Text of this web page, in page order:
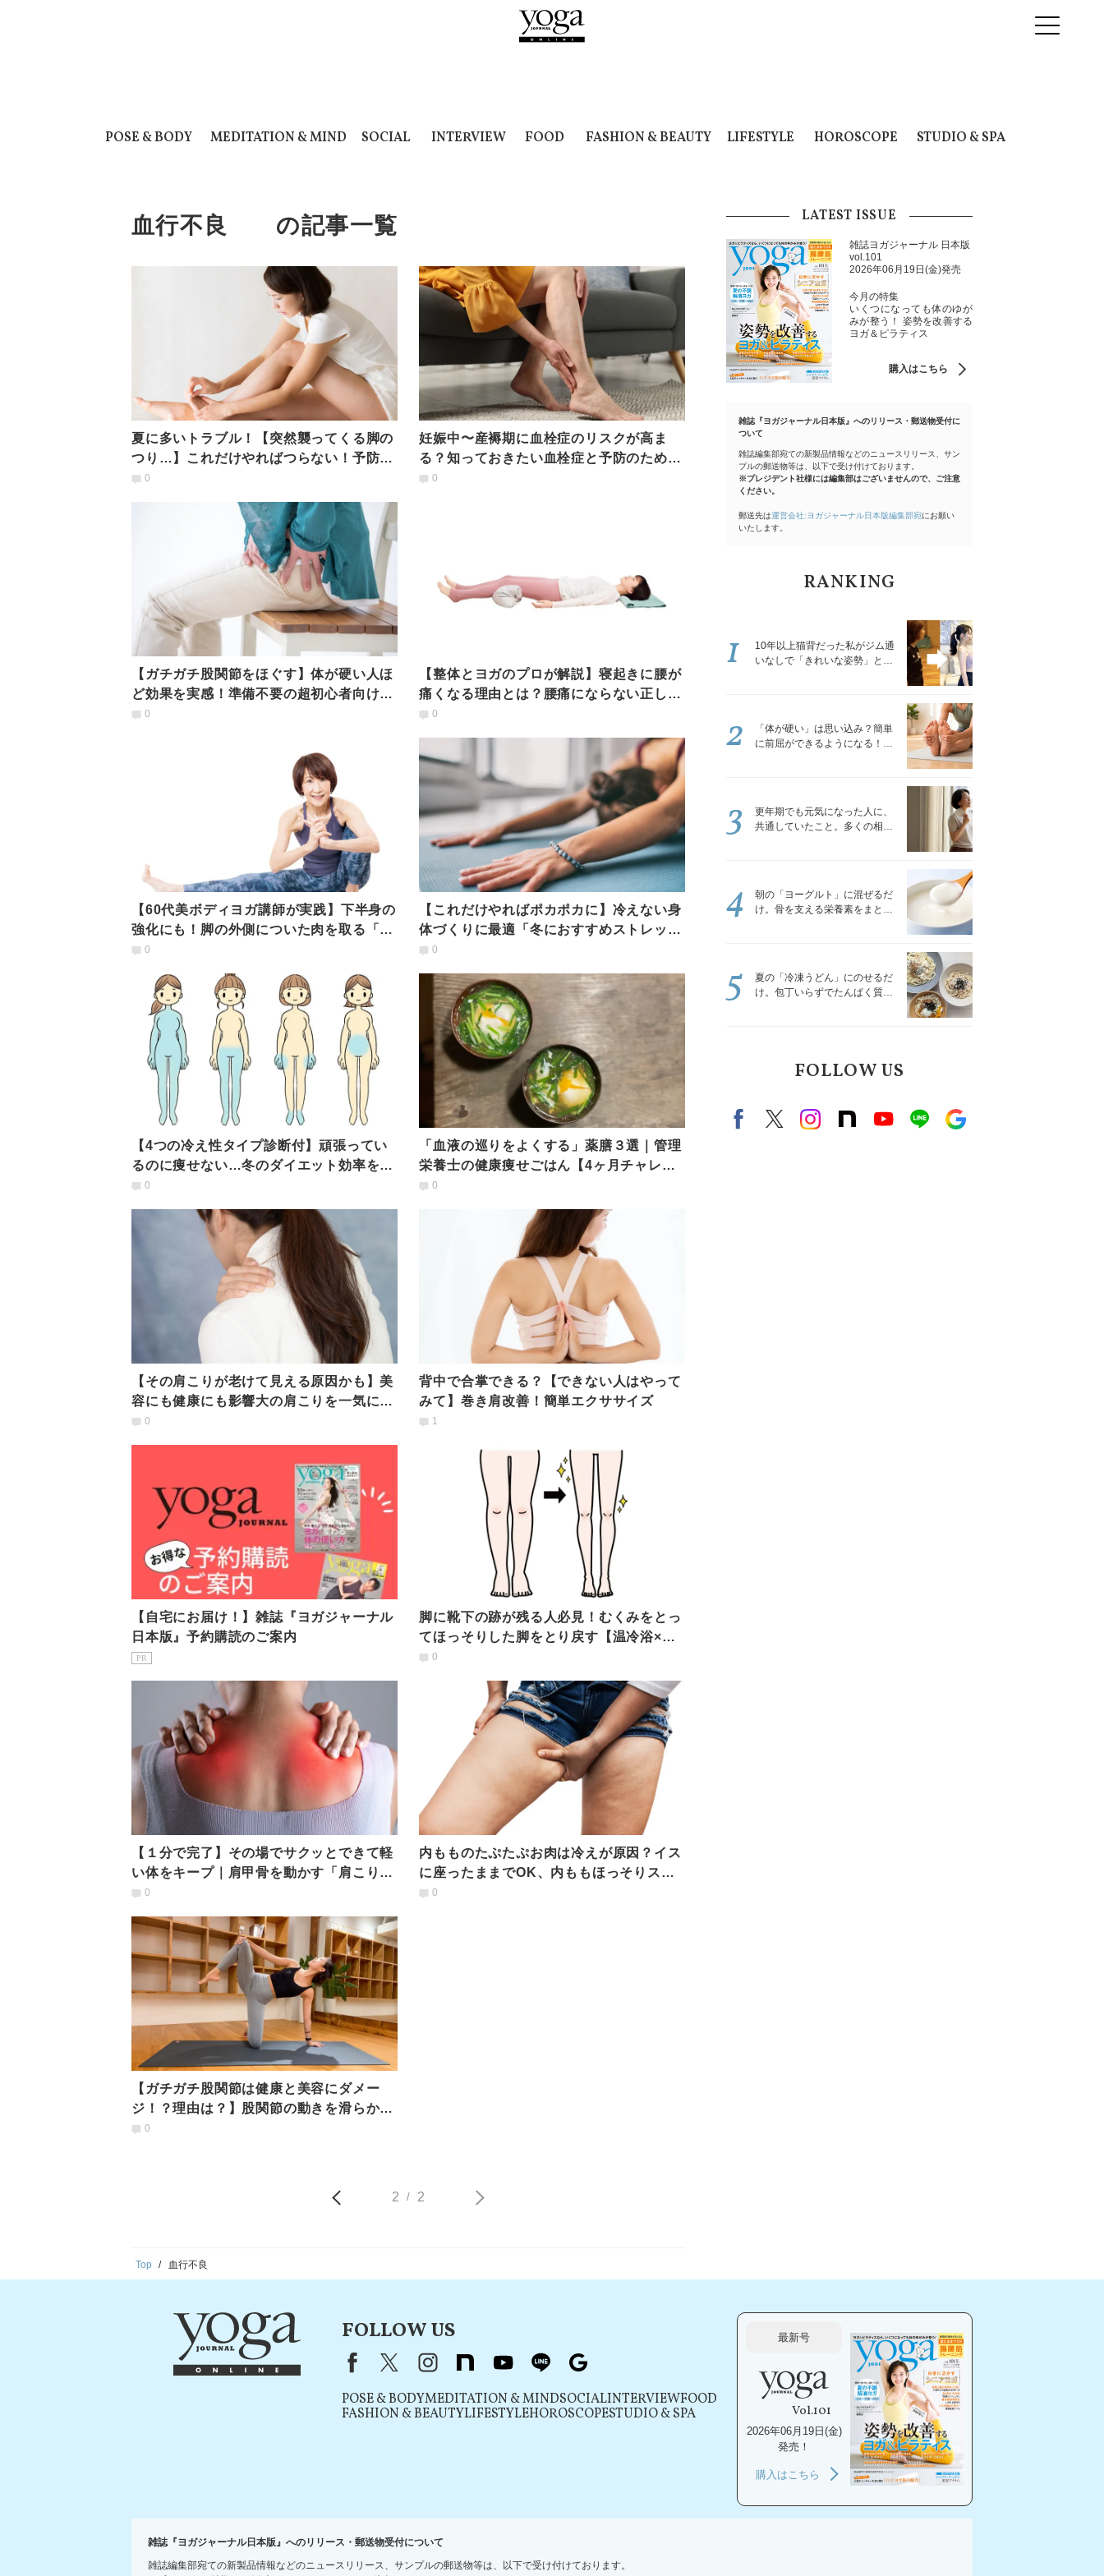
POSE & BODY MEDITATION & MIND SOCIAL INTERVIEW FOOD FASHION & BEAUTY LIFESTYLE HOROSCOPE STUDIO & SPA
血行不良 の記事一覧
夏に多いトラブル！【突然襲ってくる脚の
つり…】これだけやればつらない！予防法
と見直したい生活習慣
0
妊娠中〜産褥期に血栓症のリスクが高ま
る？知っておきたい血栓症と予防のための
運動【医師監修】
0
【ガチガチ股関節をほぐす】体が硬い人ほ
ど効果を実感！準備不要の超初心者向け股
関節ストレッチ
0
【整体とヨガのプロが解説】寝起きに腰が
痛くなる理由とは？腰痛にならない正しい
寝姿勢と対処法
0
【60代美ボディヨガ講師が実践】下半身の
強化にも！脚の外側についた肉を取る「ヨ
ガ筋トレ」
0
【これだけやればポカポカに】冷えない身
体づくりに最適「冬におすすめストレッチ
４選」
0
【4つの冷え性タイプ診断付】頑張ってい
るのに痩せない…冬のダイエット効率を上
げる「温めエクサ」
0
「血液の巡りをよくする」薬膳３選｜管理
栄養士の健康痩せごはん【4ヶ月チャレン
ジ】
0
【その肩こりが老けて見える原因かも】美
容にも健康にも影響大の肩こりを一気に解
消「肩甲骨ほぐし」
0
背中で合掌できる？【できない人はやって
みて】巻き肩改善！簡単エクササイズ
1
【自宅にお届け！】雑誌『ヨガジャーナル
日本版』予約購読のご案内
PR
脚に靴下の跡が残る人必見！むくみをとっ
てほっそりした脚をとり戻す【温冷浴×リ
ンパケア】
0
【１分で完了】その場でサクッとできて軽
い体をキープ｜肩甲骨を動かす「肩こり改
善ヨガ」
0
内もものたぷたぷお肉は冷えが原因？イス
に座ったままでOK、内ももほっそりスト
レッチ
0
【ガチガチ股関節は健康と美容にダメー
ジ！？理由は？】股関節の動きを滑らかに
する「簡単３ポーズ」
0
2 / 2
Top 血行不良
LATEST ISSUE
雑誌ヨガジャーナル 日本版
vol.101
2026年06月19日(金)発売
今月の特集
いくつになっても体のゆが
みが整う！ 姿勢を改善する
ヨガ＆ピラティス
購入はこちら
雑誌『ヨガジャーナル日本版』へのリリース・郵送物受付に
ついて
雑誌編集部宛ての新製品情報などのニュースリリース、サン
プルの郵送物等は、以下で受け付けております。
※プレジデント社様には編集部はございませんので、ご注意
ください。
郵送先は運営会社:ヨガジャーナル日本版編集部宛にお願い
いたします。
RANKING
10年以上猫背だった私がジム通
いなしで「きれいな姿勢」と褒
1
「体が硬い」は思い込み？簡単
に前屈ができるようになる！腿
2
更年期でも元気になった人に、
共通していたこと。多くの相談
3
朝の「ヨーグルト」に混ぜるだ
け。骨を支える栄養素をまとめ
4
夏の「冷凍うどん」にのせるだ
け。包丁いらずでたんぱく質を
5
FOLLOW US
FacebookX（旧twitter）
instagram
note Youtubeline
FOLLOW US
FacebookX（旧Twitter）
instagram
note youtube line
POSE & BODYMEDITATION & MINDSOCIALINTERVIEWFOOD
FASHION & BEAUTYLIFESTYLEHOROSCOPESTUDIO & SPA
最新号
Vol.101
2026年06月19日(金)
発売！
購入はこちら
雑誌『ヨガジャーナル日本版』へのリリース・郵送物受付について
雑誌編集部宛ての新製品情報などのニュースリリース、サンプルの郵送物等は、以下で受け付けております。